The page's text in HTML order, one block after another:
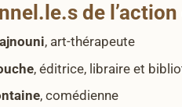
de
, art-thérapeute
, éditrice, libraire et
, comédienne